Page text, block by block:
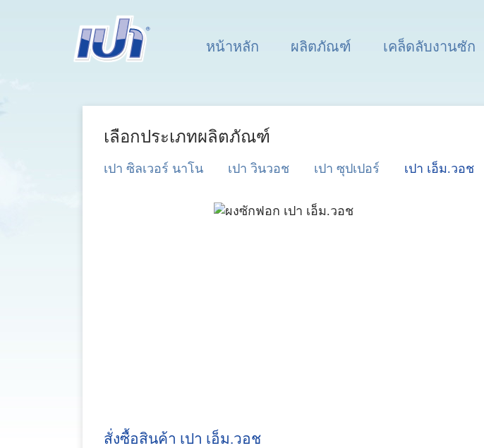
หน้าหลัก ผลิตภัณฑ์ เคล็ดลับงานซัก
เลือกประเภทผลิตภัณฑ์
เปา ซิลเวอร์ นาโน เปา วินวอช เปา ซุปเปอร์ เปา เอ็ม.วอช
สั่งซื้อสินค้า เปา เอ็ม.วอช